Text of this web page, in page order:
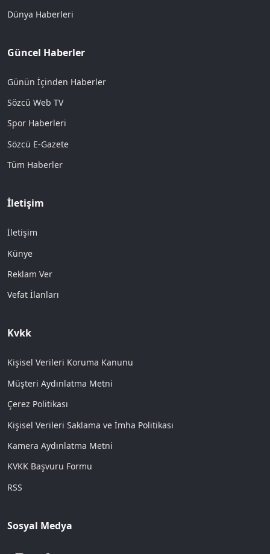
Dünya Haberleri
Güncel Haberler
Günün İçinden Haberler
Sözcü Web TV
Spor Haberleri
Sözcü E-Gazete
Tüm Haberler
İletişim
İletişim
Künye
Reklam Ver
Vefat İlanları
Kvkk
Kişisel Verileri Koruma Kanunu
Müşteri Aydınlatma Metni
Çerez Politikası
Kişisel Verileri Saklama ve İmha Politikası
Kamera Aydınlatma Metni
KVKK Başvuru Formu
RSS
Sosyal Medya